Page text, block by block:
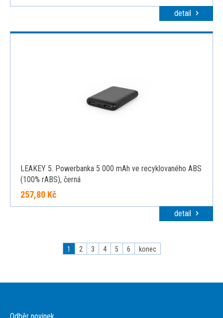
detail
LEAKEY 5. Powerbanka 5 000 mAh ve recyklovaného ABS
(100% rABS), černá
257,80 Kč
detail
1 2 3 4 5 6 konec